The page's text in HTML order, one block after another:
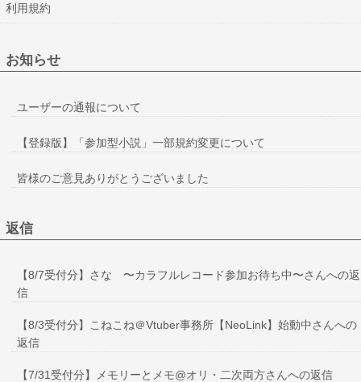
利用規約
お知らせ
ユーザーの通報について
【登録版】「参加型小説」一部規約変更について
皆様のご意見ありがとうございました
返信
【8/7受付分】さな 〜カラフルレコード参加お待ち中〜さんへの返
信
【8/3受付分】こねこね＠Vtuber事務所【NeoLink】始動中さんへの
返信
【7/31受付分】メモリーとメモ@オリ・二次両方さんへの返信